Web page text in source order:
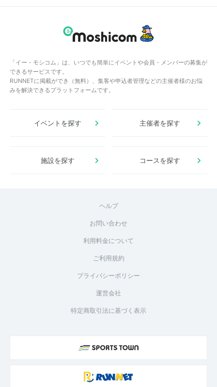
「イー・モシコム」は、いつでも簡単にイベントや会員・メンバーの募集が
できるサービスです。
RUNNETに掲載ができ（無料）、集客や申込者管理などの主催者様のお悩
みを解決できるプラットフォームです。
イベントを探す 主催者を探す
施設を探す コースを探す
ヘルプ
お問い合わせ
利用料金について
ご利用規約
プライバシーポリシー
運営会社
特定商取引法に基づく表示